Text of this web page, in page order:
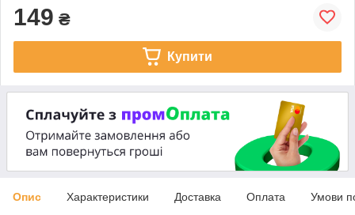
149 ₴
Купити
Опис Характеристики Доставка Оплата Умови